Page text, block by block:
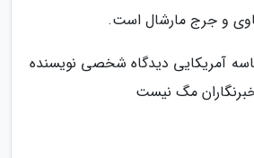
و جرج مارشال است.
آمریکایی دیدگاه شخصی نویسنده
مگ نیست